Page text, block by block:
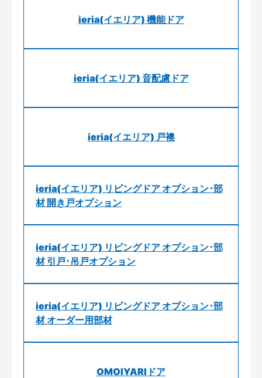
ieria(イエリア) 機能ドア
ieria(イエリア) 音配慮ドア
ieria(イエリア) 戸襖
ieria(イエリア) リビングドア オプション･部
材 開き戸オプション
ieria(イエリア) リビングドア オプション･部
材 引戸･吊戸オプション
ieria(イエリア) リビングドア オプション･部
材 オーダー用部材
OMOIYARIドア